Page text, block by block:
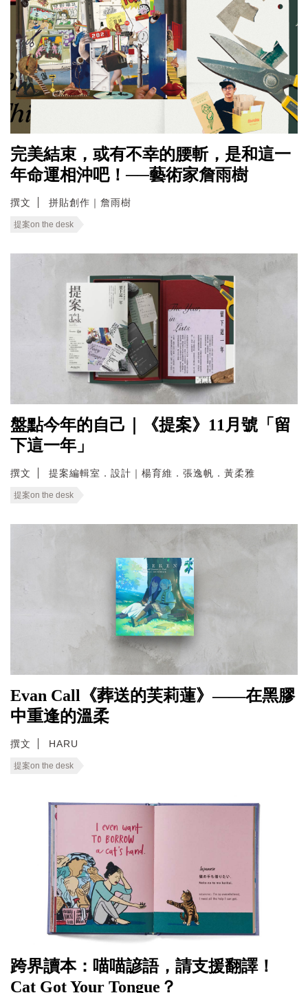
完美結束，或有不幸的腰斬，是和這一
年命運相沖吧！──藝術家詹雨樹
撰文 拼貼創作｜詹雨樹
提案on the desk
盤點今年的自己｜《提案》11月號「留
下這一年」
撰文 提案編輯室．設計｜楊育維．張逸帆．黃柔雅
提案on the desk
Evan Call《葬送的芙莉蓮》——在黑膠
中重逢的溫柔
撰文 HARU
提案on the desk
跨界讀本：喵喵諺語，請支援翻譯！
Cat Got Your Tongue？